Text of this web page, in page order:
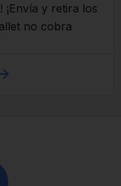
¡Envía y retira los
no cobra